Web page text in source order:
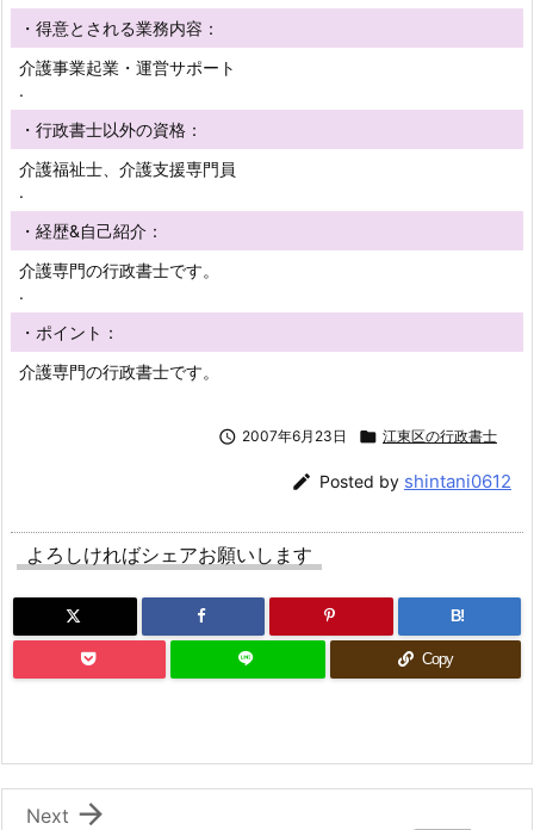
・得意とされる業務内容：
介護事業起業・運営サポート
.
・行政書士以外の資格：
介護福祉士、介護支援専門員
.
・経歴&自己紹介：
介護専門の行政書士です。
.
・ポイント：
介護専門の行政書士です。
 2007年6月23日  江東区の行政書士
 Posted by shintani0612
よろしければシェアお願いします
B!
Copy

Next